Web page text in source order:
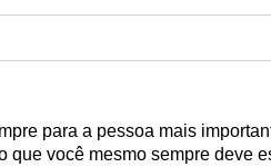
para a pessoa mais
que você mesmo sempre deve